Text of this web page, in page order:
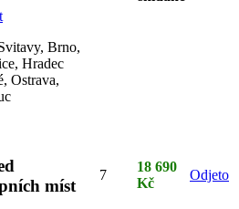
Brno,
Hradec
Ostrava,
míst
7
18 690
Kč
Odjeto